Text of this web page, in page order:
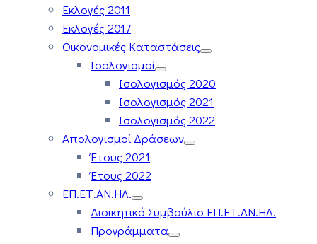
Εκλογές 2011
Εκλογές 2017
Οικονομικές Καταστάσεις
Ισολογισμοί
Ισολογισμός 2020
Ισολογισμός 2021
Ισολογισμός 2022
Απολογισμοί Δράσεων
Έτους 2021
Έτους 2022
ΕΠ.ΕΤ.ΑΝ.ΗΛ.
Διοικητικό Συμβούλιο ΕΠ.ΕΤ.ΑΝ.ΗΛ.
Προγράμματα